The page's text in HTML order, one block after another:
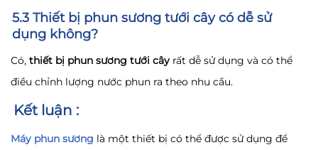
5.3 Thiết bị phun sương tưới cây có dễ sử
dụng không?
Có, thiết bị phun sương tưới câyrất dễ sử dụng và có thể
điều chỉnh lượng nước phun ra theo nhu cầu.
Kết luận :
Máy phun sương là một thiết bị có thể được sử dụng để